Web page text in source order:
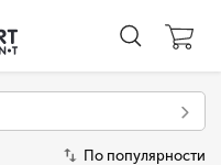
По популярности